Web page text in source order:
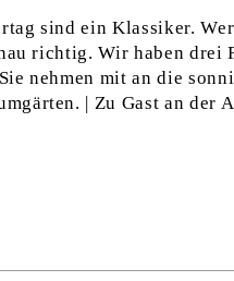
sind ein Klassiker. Wer
richtig. Wir haben drei
nehmen mit an die
| Zu Gast an der